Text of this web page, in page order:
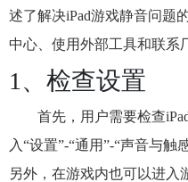
述了解决iPad游戏静音问题
中心、使用外部工具和联系
1、检查设置
首先，用户需要检查
入“设置”-“通用”-“声音与触
另外，在游戏内也可以进入